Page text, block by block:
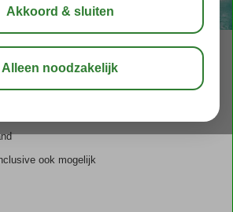
28°C
hotel
ook mogelijk